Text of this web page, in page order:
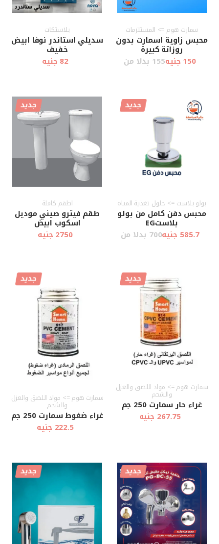
سمارت هوم => المستلزمات
محبس زاوية اسمارت بدون
روزاتة كبيرة
150 جنيه
155 بدلا من
أضف إلى
العربة عرض سريع
بلاستكات
سديلي استاندر نوفا ابيض
خفيف
82 جنيه
أضف إلى
العربة عرض سريع
جديد
بولو بلاست => حلول تغذية المياه
محبس دفن كامل من بولو
بلاستEG
585.7 جنيه
700 بدلا من
أضف إلى
العربة عرض سريع
جديد
اطقم كاملة
طقم فيترو صيني موديل
اسكوب ابيض
2750 جنيه
العربة عرض سريع
جديد
سمارت هوم => مواد اللصق والعزل
والشحم
غراء حار سمارت 250 جم
267.75 جنيه
أضف إلى
العربة عرض سريع
جديد
سمارت هوم => مواد اللصق والعزل
والشحم
غراء ضغوط سمارت 250 جم
222.5 جنيه
عرض سريع
جديد جديد